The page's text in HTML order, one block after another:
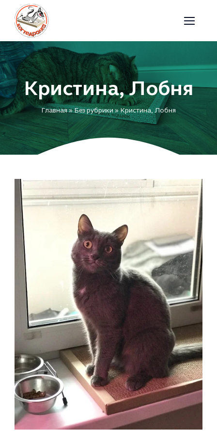
content
Кристина, Лобня
Главная»Без рубрики»Кристина, Лобня